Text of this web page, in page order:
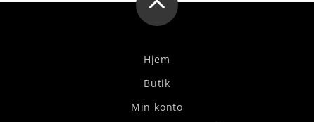
Hjem
Butik
Min konto